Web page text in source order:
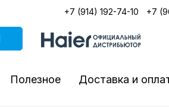
+7 (914) 192-74-10 +7
Полезное Доставка и